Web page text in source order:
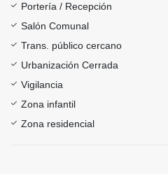
Portería / Recepción
Salón Comunal
Trans. público cercano
Urbanización Cerrada
Vigilancia
Zona infantil
Zona residencial